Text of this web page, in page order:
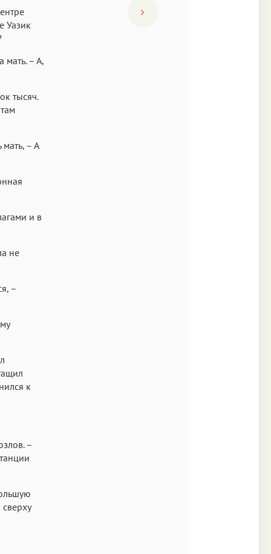
Уазик
мать. – А,
тысяч.
– А
и в
не
–
к
–